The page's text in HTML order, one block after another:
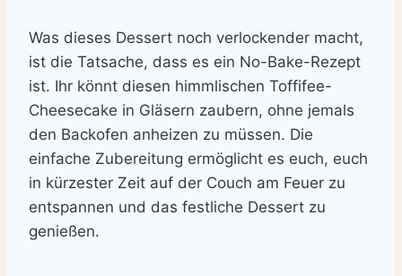
Was dieses Dessert noch verlockender macht,
ist die Tatsache, dass es ein No-Bake-Rezept
ist. Ihr könnt diesen himmlischen Toffifee-
Cheesecake in Gläsern zaubern, ohne jemals
den Backofen anheizen zu müssen. Die
einfache Zubereitung ermöglicht es euch, euch
in kürzester Zeit auf der Couch am Feuer zu
entspannen und das festliche Dessert zu
genießen.